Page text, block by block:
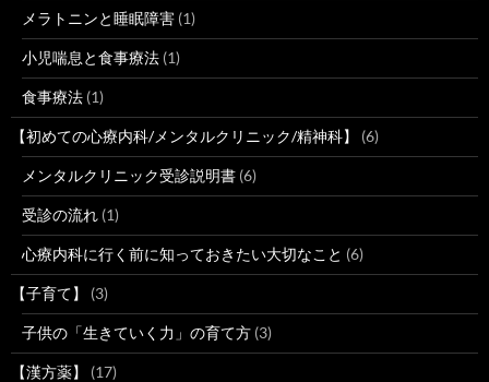
メラトニンと睡眠障害 (1)
小児喘息と食事療法 (1)
食事療法 (1)
【初めての心療内科/メンタルクリニック/精神科】 (6)
メンタルクリニック受診説明書 (6)
受診の流れ (1)
心療内科に行く前に知っておきたい大切なこと (6)
【子育て】 (3)
子供の「生きていく力」の育て方 (3)
【漢方薬】 (17)